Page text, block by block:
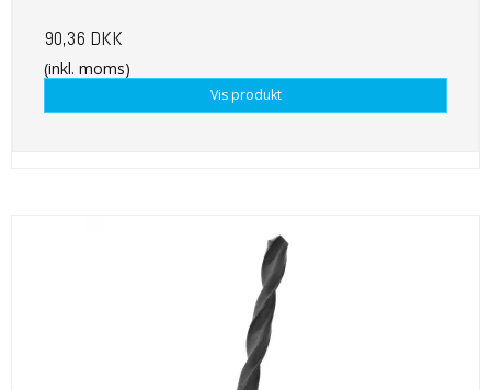
90,36 DKK
(inkl. moms)
Vis produkt